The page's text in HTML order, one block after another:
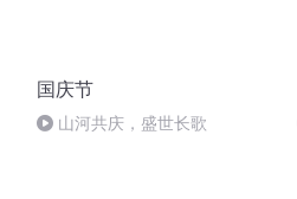
国庆节
山河共庆，盛世长歌